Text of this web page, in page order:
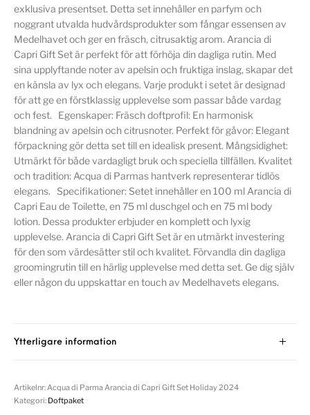
exklusiva presentset. Detta set innehåller en parfym och
noggrant utvalda hudvårdsprodukter som fångar essensen av
Medelhavet och ger en fräsch, citrusaktig arom. Arancia di
Capri Gift Set är perfekt för att förhöja din dagliga rutin. Med
sina upplyftande noter av apelsin och fruktiga inslag, skapar det
en känsla av lyx och elegans. Varje produkt i setet är designad
för att ge en förstklassig upplevelse som passar både vardag
och fest. Egenskaper: Fräsch doftprofil: En harmonisk
blandning av apelsin och citrusnoter. Perfekt för gåvor: Elegant
förpackning gör detta set till en idealisk present. Mångsidighet:
Utmärkt för både vardagligt bruk och speciella tillfällen. Kvalitet
och tradition: Acqua di Parmas hantverk representerar tidlös
elegans. Specifikationer: Setet innehåller en 100 ml Arancia di
Capri Eau de Toilette, en 75 ml duschgel och en 75 ml body
lotion. Dessa produkter erbjuder en komplett och lyxig
upplevelse. Arancia di Capri Gift Set är en utmärkt investering
för den som värdesätter stil och kvalitet. Förvandla din dagliga
groomingrutin till en härlig upplevelse med detta set. Ge dig själv
eller någon du uppskattar en touch av Medelhavets elegans.
Ytterligare information
Artikelnr: Acqua di Parma Arancia di Capri Gift Set Holiday 2024
Kategori: Doftpaket